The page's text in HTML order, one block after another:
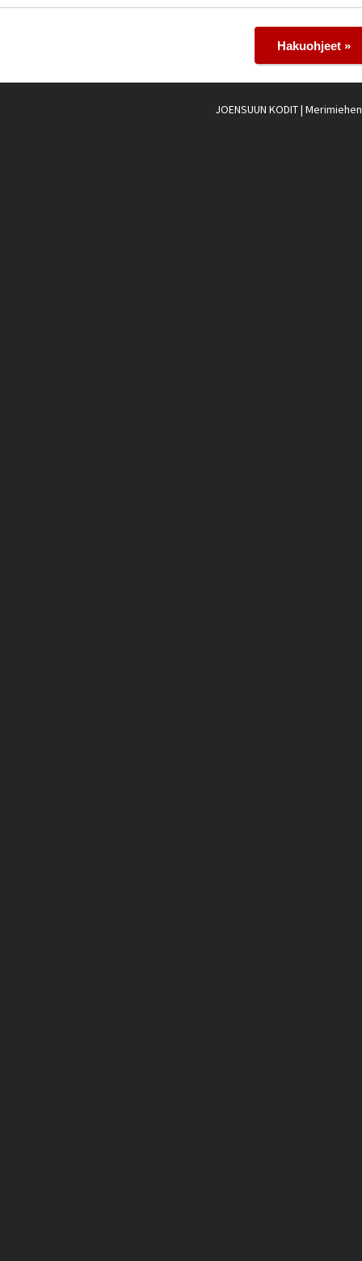
Hakuohjeet »
JOENSUUN KODIT|